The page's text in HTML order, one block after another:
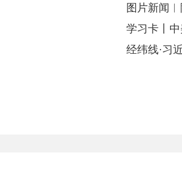
图片新闻
学习卡丨
经纬线·习